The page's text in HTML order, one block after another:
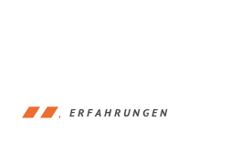
ERFAHRUNGEN